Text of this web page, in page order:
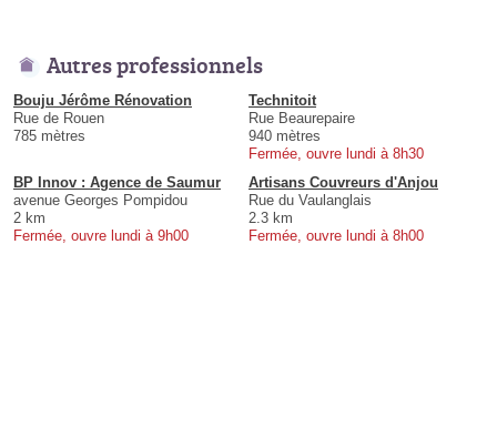
Autres professionnels
Bouju Jérôme Rénovation
Rue de Rouen
785 mètres
Technitoit
Rue Beaurepaire
940 mètres
Fermée, ouvre lundi à 8h30
BP Innov : Agence de Saumur
avenue Georges Pompidou
2 km
Fermée, ouvre lundi à 9h00
Artisans Couvreurs d'Anjou
Rue du Vaulanglais
2.3 km
Fermée, ouvre lundi à 8h00